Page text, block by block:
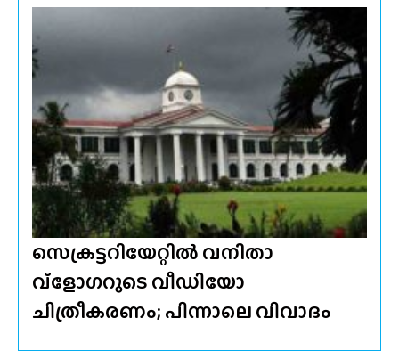
സെക്രട്ടറിയേറ്റിൽ വനിതാ
വ്‌ളോഗറുടെ വീഡിയോ
ചിത്രീകരണം; പിന്നാലെ വിവാദം